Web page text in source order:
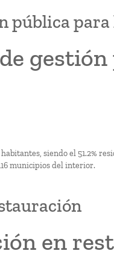
para
gestión
siendo el 51.2%
municipios del interior.
en